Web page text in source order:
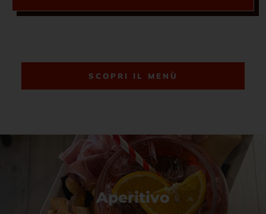
SCOPRI IL MENÙ
Aperitivo